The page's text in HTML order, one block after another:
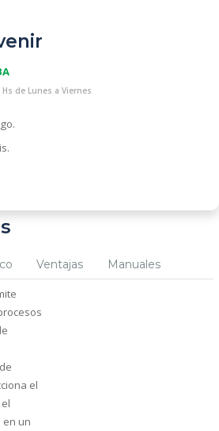
de Lunes a Viernes
Ventajas Manuales
el
en un